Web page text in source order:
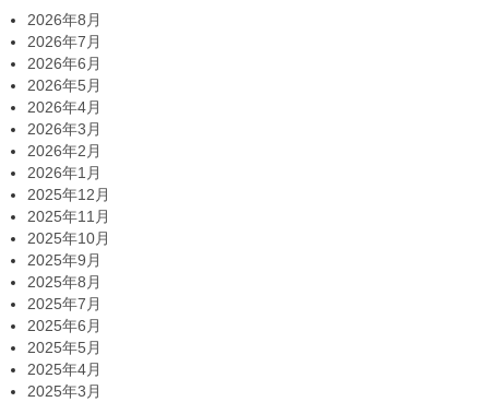
2026年8月
2026年7月
2026年6月
2026年5月
2026年4月
2026年3月
2026年2月
2026年1月
2025年12月
2025年11月
2025年10月
2025年9月
2025年8月
2025年7月
2025年6月
2025年5月
2025年4月
2025年3月